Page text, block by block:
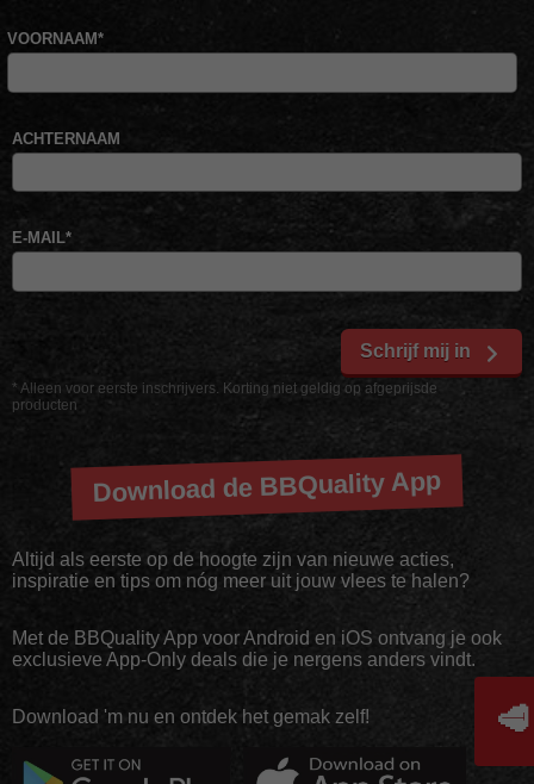
* Alleen voor eerste inschrijvers. Korting niet geldig op afgeprijsde
producten
VOORNAAM*
ACHTERNAAM
E-MAIL*
Schrijf mij in
Download de BBQuality App
Altijd als eerste op de hoogte zijn van nieuwe acties,
inspiratie en tips om nóg meer uit jouw vlees te halen?
Met de BBQuality App voor Android en iOS ontvang je ook
exclusieve App-Only deals die je nergens anders vindt.
Download 'm nu en ontdek het gemak zelf! 🥩